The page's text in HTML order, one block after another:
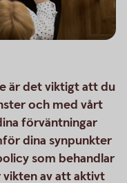
är det viktigt att du
och med vårt
förväntningar
dina synpunkter
som behandlar
av att aktivt